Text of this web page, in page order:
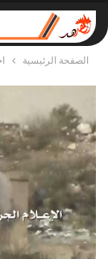
الصفحة الرئيسية